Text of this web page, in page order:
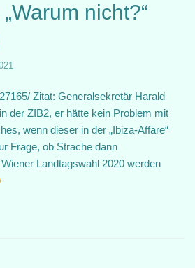
nicht?“
Zitat: Generalsekretär Harald
der ZIB2, er hätte kein Problem mit
wenn dieser in der „Ibiza-Affäre“
Frage, ob Strache dann
Landtagswahl 2020 werden